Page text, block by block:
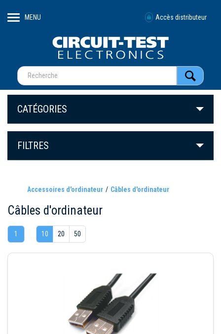
MENU Accès distributeur
CATÉGORIES
FILTRES
Accessoires d'ordinateur Câbles d'ordinateur
Câbles d'ordinateur
1 10 20 50